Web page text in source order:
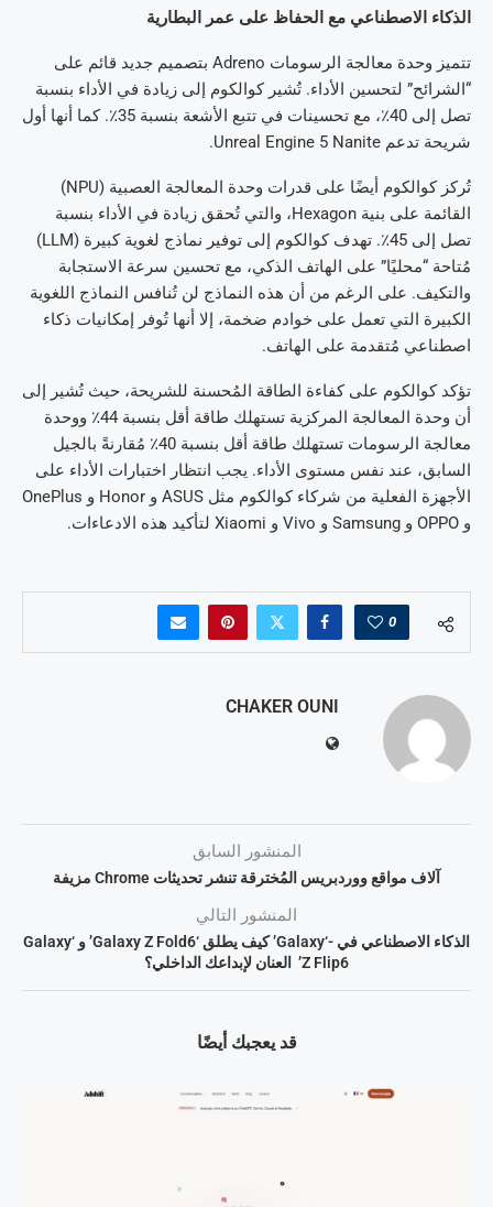
الذكاء الاصطناعي مع الحفاظ على عمر البطارية
تتميز وحدة معالجة الرسومات Adreno بتصميم جديد قائم على
“الشرائح” لتحسين الأداء. تُشير كوالكوم إلى زيادة في الأداء بنسبة
تصل إلى 40٪، مع تحسينات في تتبع الأشعة بنسبة 35٪. كما أنها أول
شريحة تدعم Unreal Engine 5 Nanite.
تُركز كوالكوم أيضًا على قدرات وحدة المعالجة العصبية (NPU)
القائمة على بنية Hexagon، والتي تُحقق زيادة في الأداء بنسبة
تصل إلى 45٪. تهدف كوالكوم إلى توفير نماذج لغوية كبيرة (LLM)
مُتاحة “محليًا” على الهاتف الذكي، مع تحسين سرعة الاستجابة
والتكيف. على الرغم من أن هذه النماذج لن تُنافس النماذج اللغوية
الكبيرة التي تعمل على خوادم ضخمة، إلا أنها تُوفر إمكانيات ذكاء
اصطناعي مُتقدمة على الهاتف.
تؤكد كوالكوم على كفاءة الطاقة المُحسنة للشريحة، حيث تُشير إلى
أن وحدة المعالجة المركزية تستهلك طاقة أقل بنسبة 44٪ ووحدة
معالجة الرسومات تستهلك طاقة أقل بنسبة 40٪ مُقارنةً بالجيل
السابق، عند نفس مستوى الأداء. يجب انتظار اختبارات الأداء على
الأجهزة الفعلية من شركاء كوالكوم مثل ASUS و Honor و OnePlus
و OPPO و Samsung و Vivo و Xiaomi لتأكيد هذه الادعاءات.
0
CHAKER OUNI
المنشور السابق
آلاف مواقع ووردبريس المُخترقة تنشر تحديثات Chrome مزيفة
المنشور التالي
الذكاء الاصطناعي في -‘Galaxy’ كيف يطلق ‘Galaxy Z Fold6’ و ‘Galaxy
Z Flip6’ العنان لإبداعك الداخلي؟
قد يعجبك أيضًا